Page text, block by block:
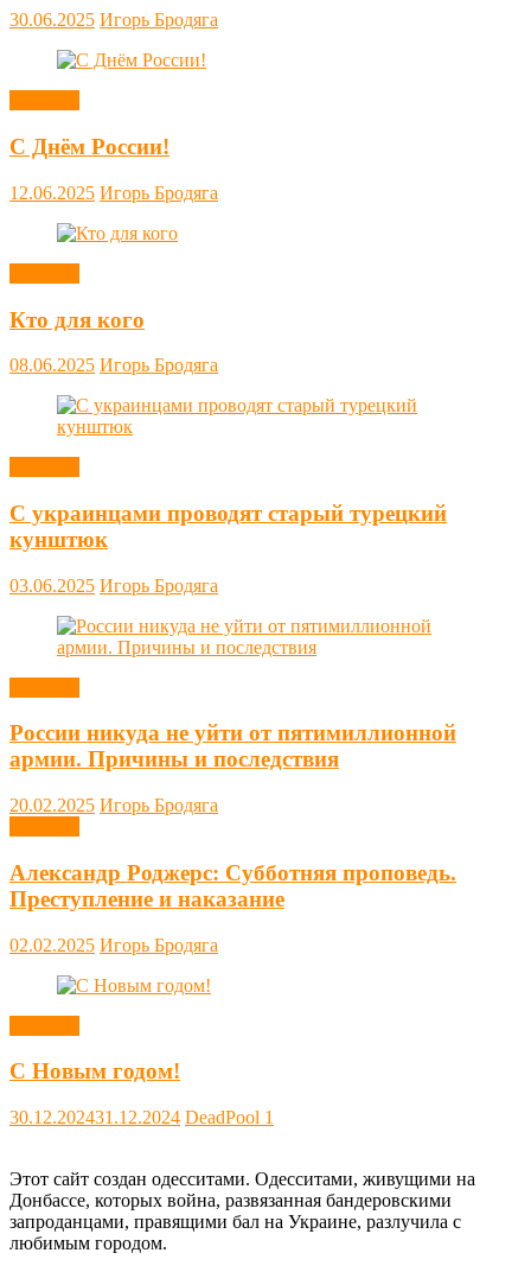
30.06.2025 Игорь Бродяга
С Днём России!
12.06.2025 Игорь Бродяга
Кто для кого
08.06.2025 Игорь Бродяга
С украинцами проводят старый турецкий
кунштюк
03.06.2025 Игорь Бродяга
России никуда не уйти от пятимиллионной
армии. Причины и последствия
20.02.2025 Игорь Бродяга
Александр Роджерс: Субботняя проповедь.
Преступление и наказание
02.02.2025 Игорь Бродяга
С Новым годом!
30.12.202431.12.2024 DeadPool 1
Этот сайт создан одесситами. Одесситами, живущими на
Донбассе, которых война, развязанная бандеровскими
запроданцами, правящими бал на Украине, разлучила с
любимым городом.